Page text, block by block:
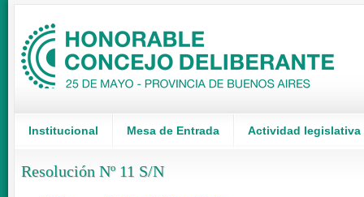
Institucional Mesa de Entrada Actividad legislativa
Resolución Nº 11 S/N